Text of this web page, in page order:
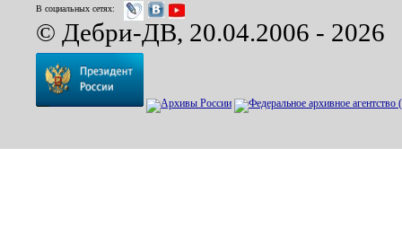
В социальных сетях:
© Дебри-ДВ, 20.04.2006 - 2026